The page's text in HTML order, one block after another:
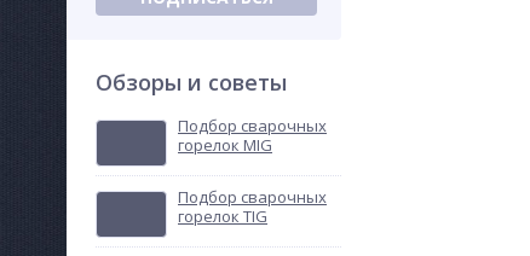
Обзоры и советы
Подбор сварочных
горелок MIG
Подбор сварочных
горелок TIG